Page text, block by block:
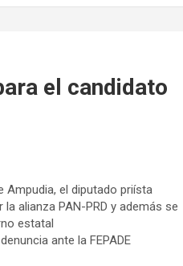
el candidato
Ampudia, el diputado priísta
alianza PAN-PRD y además se
estatal
ante la FEPADE